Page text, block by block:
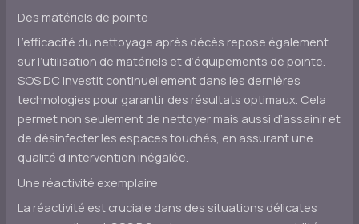
Des matériels de pointe
L’efficacité du nettoyage après décès repose également
sur l’utilisation de matériels et d’équipements de pointe.
SOS DC investit continuellement dans les dernières
technologies pour garantir des résultats optimaux. Cela
permet non seulement de nettoyer mais aussi d’assainir et
de désinfecter les espaces touchés, en assurant une
qualité d’intervention inégalée.
Une réactivité exemplaire
La réactivité est cruciale dans des situations délicates